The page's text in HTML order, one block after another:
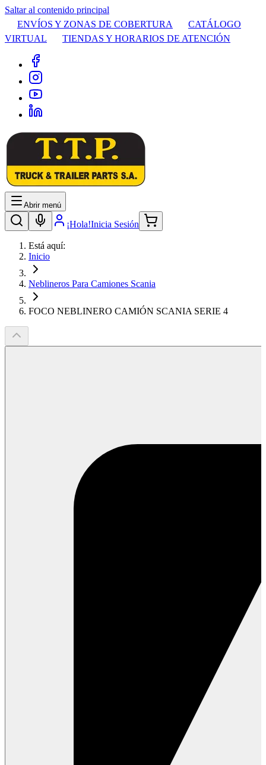
Saltar al contenido principal
ENVÍOS Y ZONAS DE COBERTURA
CATÁLOGO
VIRTUAL
TIENDAS Y HORARIOS DE ATENCIÓN
Abrir menú
¡Hola!Inicia Sesión
Está aquí:
Inicio
Neblineros Para Camiones Scania
FOCO NEBLINERO CAMIÓN SCANIA SERIE 4